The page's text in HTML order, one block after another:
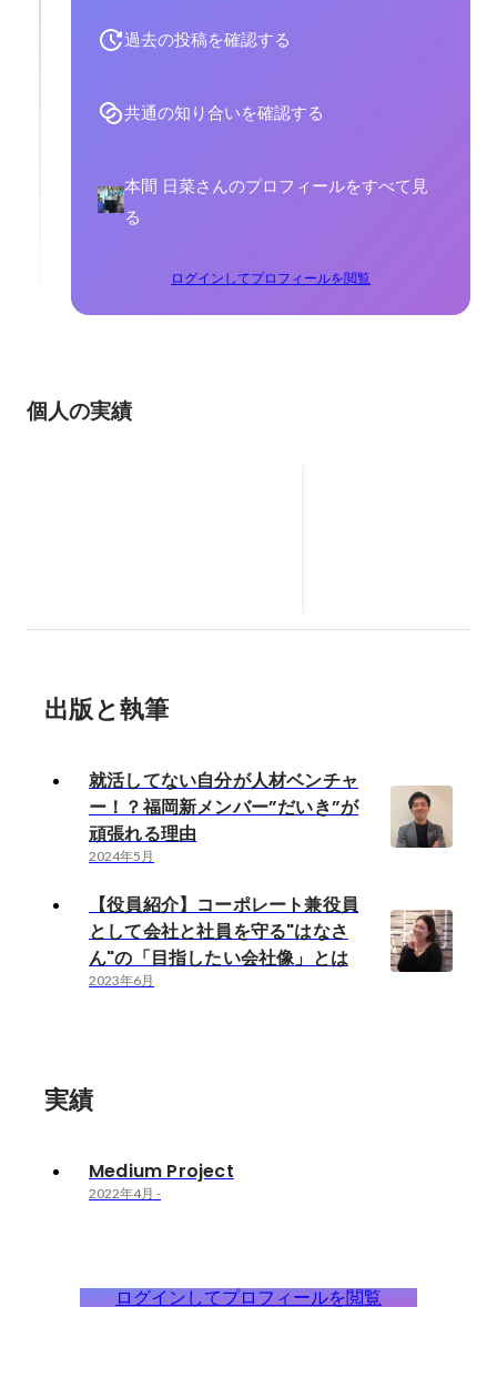
過去の投稿を確認する
共通の知り合いを確認する
本間 日菜さんのプロフィールをすべて見
る
ログインしてプロフィールを閲覧
個人の実績
チ、取材、投稿内容の検討などを
出版と執筆
就活してない自分が人材ベンチャ
ー！？福岡新メンバー”だいき”が
頑張れる理由
2024年5月
【役員紹介】コーポレート兼役員
として会社と社員を守る"はなさ
ん"の「目指したい会社像」とは
2023年6月
実績
Medium Project
2022年4月 -
ログインしてプロフィールを閲覧